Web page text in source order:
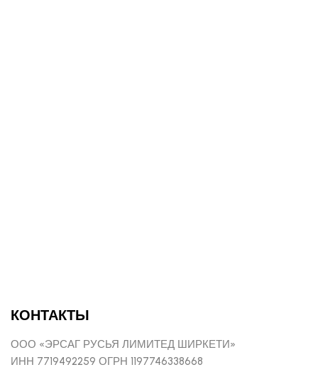
КОНТАКТЫ
ООО «ЭРСАГ РУСЬЯ ЛИМИТЕД ШИРКЕТИ»
ИНН 7719492259 ОГРН 1197746338668